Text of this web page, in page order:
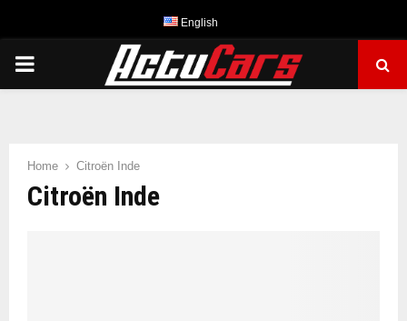
English
PRIMARY
Home Citroën Inde
Citroën Inde